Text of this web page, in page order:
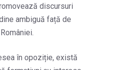
discursuri
ambiguă față de
în opoziție, există